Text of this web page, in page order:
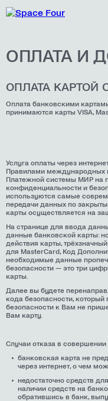
ОПЛАТА И
ОПЛАТА КАРТОЙ
Оплата банковскими
принимаются карты VISA,
Услуга оплаты через
Правилами международных
Платежной системы МИР на
конфиденциальности и
используются самые
передачи данных по
карты осуществляется на
На странице для ввода
данные банковской карты:
действия карты,
для MasterCard, Код
необходимые данные
безопасности — это три
карты.
Далее вы будете
кода безопасности,
безопасности к Вам не
Вам карту.
Случаи отказа в
банковская карта не
через интернет, о чем
недостаточно средств
наличии средств на
обратившись в банк,